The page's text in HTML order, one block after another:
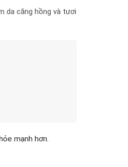
da căng hồng và tươi
mạnh hơn.